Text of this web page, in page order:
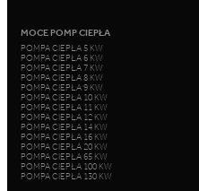
MOCE POMP CIEPŁA
POMPA CIEPŁA 5 KW
POMPA CIEPŁA 6 KW
POMPA CIEPŁA 7 KW
POMPA CIEPŁA 8 KW
POMPA CIEPŁA 9 KW
POMPA CIEPŁA 10 KW
POMPA CIEPŁA 11 KW
POMPA CIEPŁA 12 KW
POMPA CIEPŁA 14 KW
POMPA CIEPŁA 16 KW
POMPA CIEPŁA 20 KW
POMPA CIEPŁA 65 KW
POMPA CIEPŁA 100 KW
POMPA CIEPŁA 130 KW